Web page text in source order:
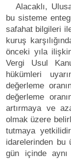
Alacaklı,
bu sisteme
safahat bilgileri
kuruş
önceki yıla
Vergi Usul
hükümleri
değerleme
değerleme
artırmaya ve
olmak üzere
tutmaya
idarelerinden bu
gün içinde